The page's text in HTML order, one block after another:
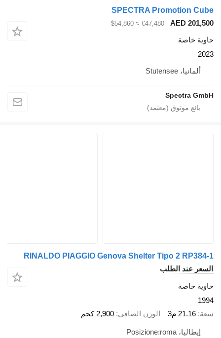
SPECTRA Promotion Cube
AED 201,500
€47,480
≈ $54,860
حاوية خاصة
2023
ألمانيا، Stutensee
Spectra GmbH
RINALDO PIAGGIO Genova Shelter Tipo 2 RP384-1
السعر عند الطلب
حاوية خاصة
1994
سعة 21.16 م3 الوزن الصافي 2,900 كجم
إيطاليا، Posizione:roma